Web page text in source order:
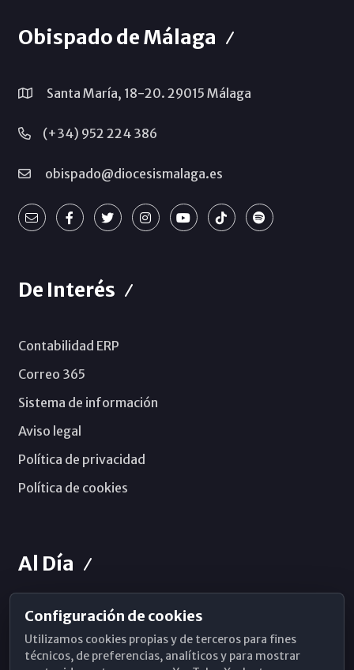
Obispado de Málaga
Santa María, 18-20. 29015 Málaga
(+34) 952 224 386
obispado@diocesismalaga.es
De Interés
Contabilidad ERP
Correo 365
Sistema de información
Aviso legal
Política de privacidad
Política de cookies
Al Día
Horarios de Misa
Hemeroteca
Configuración de cookies
Utilizamos cookies propias y de terceros para fines
técnicos, de preferencias, analíticos y para mostrar